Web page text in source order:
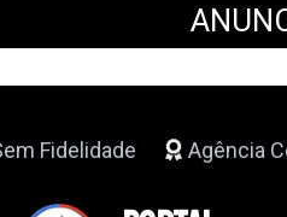
Fidelidade Agência